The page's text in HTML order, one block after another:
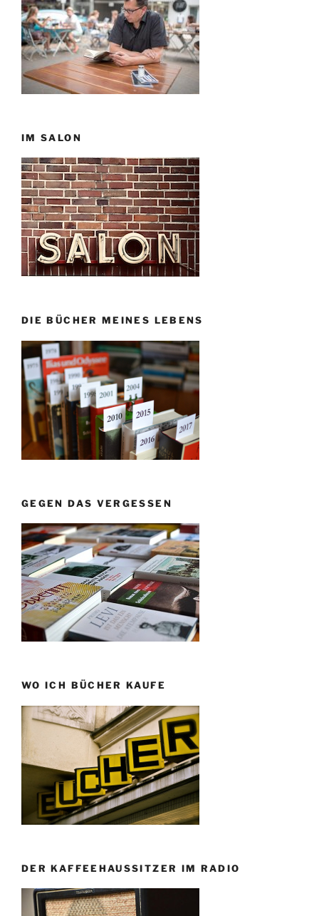
IM SALON
DIE BÜCHER MEINES LEBENS
GEGEN DAS VERGESSEN
WO ICH BÜCHER KAUFE
DER KAFFEEHAUSSITZER IM RADIO